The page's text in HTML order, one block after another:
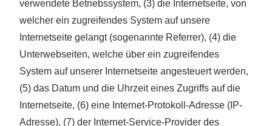
verwendete Betriebssystem, (3) die Internetseite, von
welcher ein zugreifendes System auf unsere
Internetseite gelangt (sogenannte Referrer), (4) die
Unterwebseiten, welche über ein zugreifendes
System auf unserer Internetseite angesteuert werden,
(5) das Datum und die Uhrzeit eines Zugriffs auf die
Internetseite, (6) eine Internet-Protokoll-Adresse (IP-
Adresse), (7) der Internet-Service-Provider des